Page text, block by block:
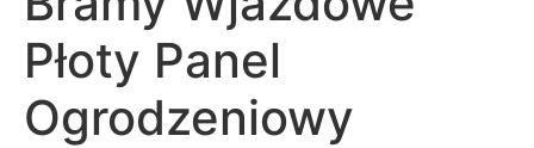
Płoty Panel
Ogrodzeniowy